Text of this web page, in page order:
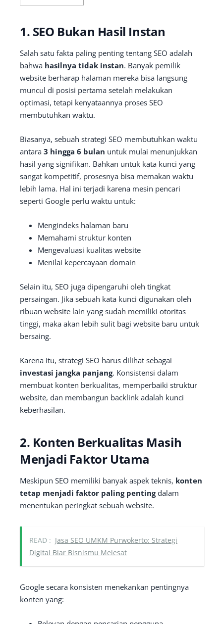
1. SEO Bukan Hasil Instan
Salah satu fakta paling penting tentang SEO adalah
bahwa hasilnya tidak instan. Banyak pemilik
website berharap halaman mereka bisa langsung
muncul di posisi pertama setelah melakukan
optimasi, tetapi kenyataannya proses SEO
membutuhkan waktu.
Biasanya, sebuah strategi SEO membutuhkan waktu
antara 3 hingga 6 bulan untuk mulai menunjukkan
hasil yang signifikan. Bahkan untuk kata kunci yang
sangat kompetitif, prosesnya bisa memakan waktu
lebih lama. Hal ini terjadi karena mesin pencari
seperti Google perlu waktu untuk:
Mengindeks halaman baru
Memahami struktur konten
Mengevaluasi kualitas website
Menilai kepercayaan domain
Selain itu, SEO juga dipengaruhi oleh tingkat
persaingan. Jika sebuah kata kunci digunakan oleh
ribuan website lain yang sudah memiliki otoritas
tinggi, maka akan lebih sulit bagi website baru untuk
bersaing.
Karena itu, strategi SEO harus dilihat sebagai
investasi jangka panjang. Konsistensi dalam
membuat konten berkualitas, memperbaiki struktur
website, dan membangun backlink adalah kunci
keberhasilan.
2. Konten Berkualitas Masih
Menjadi Faktor Utama
Meskipun SEO memiliki banyak aspek teknis, konten
tetap menjadi faktor paling pentingdalam
menentukan peringkat sebuah website.
READ : Jasa SEO UMKM Purwokerto: Strategi
Digital Biar Bisnismu Melesat
Google secara konsisten menekankan pentingnya
konten yang: